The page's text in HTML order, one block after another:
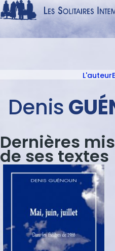
Navigation
NOUVEAUTÉS
AUTEURS
CATALOGUE
DISTINCTIONS
CRITIQUES
auteur
L'auteur
Denis
Dernières
de ses textes